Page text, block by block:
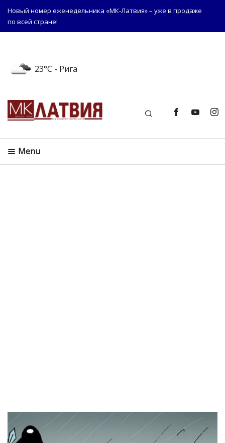
Новый номер еженедельника «МК-Латвия» – уже в продаже
по всей стране!
23°C - Рига
Поиск
Menu